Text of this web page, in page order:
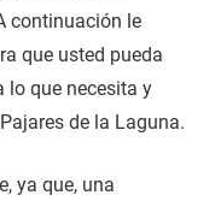
continuación le
que usted pueda
lo que necesita y
de la Laguna.
ya que, una